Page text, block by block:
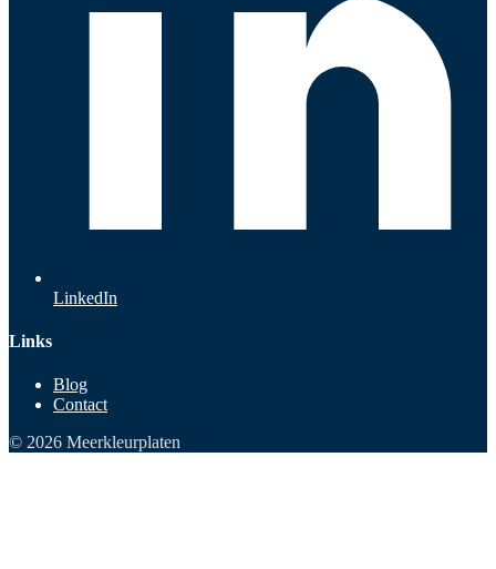
LinkedIn
Links
Blog
Contact
© 2026 Meerkleurplaten